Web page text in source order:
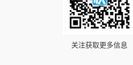
关注获取更多信息